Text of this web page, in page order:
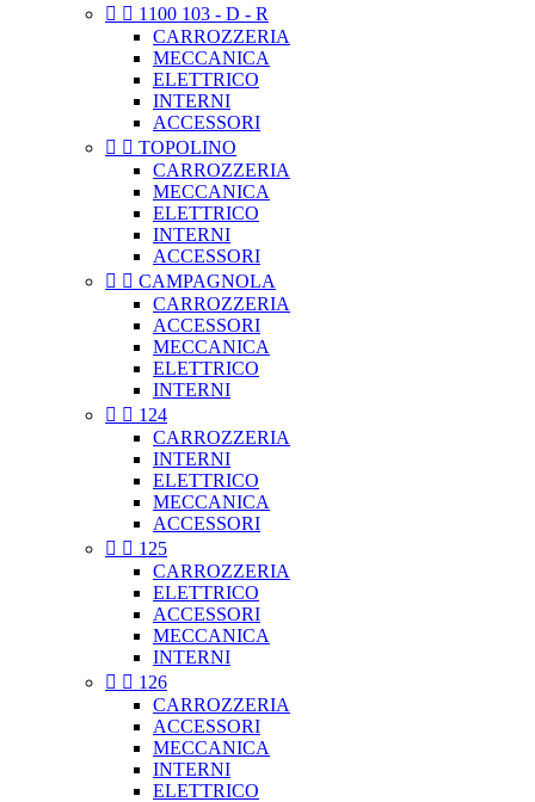
  1100 103 - D - R
CARROZZERIA
MECCANICA
ELETTRICO
INTERNI
ACCESSORI
  TOPOLINO
CARROZZERIA
MECCANICA
ELETTRICO
INTERNI
ACCESSORI
  CAMPAGNOLA
CARROZZERIA
ACCESSORI
MECCANICA
ELETTRICO
INTERNI
  124
CARROZZERIA
INTERNI
ELETTRICO
MECCANICA
ACCESSORI
  125
CARROZZERIA
ELETTRICO
ACCESSORI
MECCANICA
INTERNI
  126
CARROZZERIA
ACCESSORI
MECCANICA
INTERNI
ELETTRICO